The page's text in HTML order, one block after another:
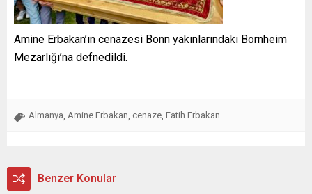
Amine Erbakan’ın cenazesi Bonn yakınlarındaki Bornheim
Mezarlığı’na defnedildi.
Almanya Amine Erbakan cenaze Fatih Erbakan
Benzer Konular